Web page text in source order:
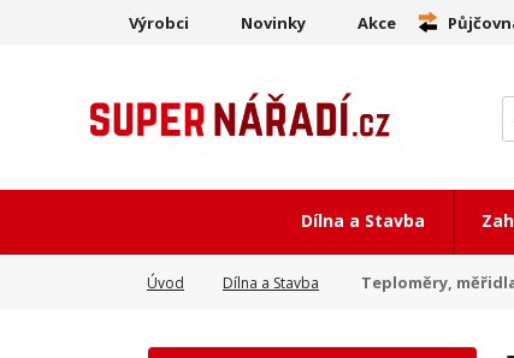
Výrobci Novinky Akce
Dílna a Stavba
Úvod Dílna a Stavba Teploměry,